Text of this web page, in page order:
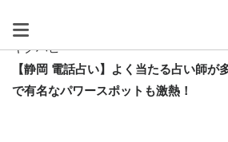
スグレタ
キクハピ
【静岡 電話占い】よく当たる占い師が
で有名なパワースポットも激熱！